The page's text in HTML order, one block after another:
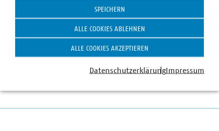
Vertretern der Wirtschaft, der Verbände und
Unterzeichnung des MoU
SPEICHERN
ALLE COOKIES ABLEHNEN
ALLE COOKIES AKZEPTIEREN
DatenschutzerklärungImpressum